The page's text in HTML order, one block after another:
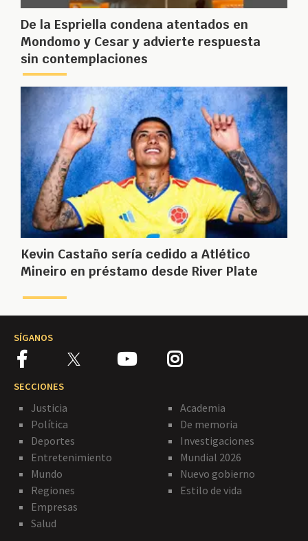
De la Espriella condena atentados en
Mondomo y Cesar y advierte respuesta
sin contemplaciones
Kevin Castaño sería cedido a Atlético
Mineiro en préstamo desde River Plate
SÍGANOS
SECCIONES
Justicia
Política
Deportes
Entretenimiento
Mundo
Regiones
Empresas
Salud
Academia
De memoria
Investigaciones
Mundial 2026
Nuevo gobierno
Estilo de vida